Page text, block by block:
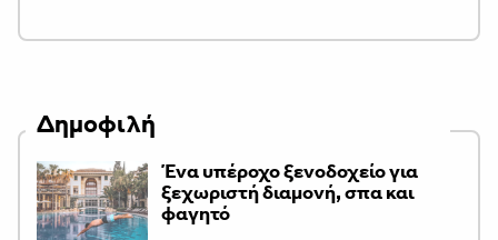
Δημοφιλή
Ένα υπέροχο ξενοδοχείο για
ξεχωριστή διαμονή, σπα και
φαγητό